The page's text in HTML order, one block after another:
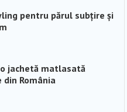
pentru părul subțire și
jachetă matlasată
România